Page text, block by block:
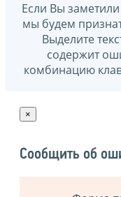
Если Вы
мы будем
Выделите
содержит
комбинацию
×
Сообщить об